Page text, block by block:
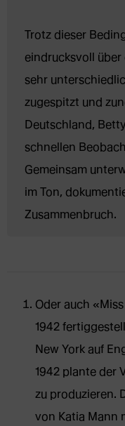
Trotz dieser
eindrucksvoll über
sehr
zugespitzt und
Deutschland,
schnellen
Gemeinsam
im Ton,
Zusammenbruch.
Oder auch
1942
New York auf
1942 plante der
zu produzieren.
von Katia Mann